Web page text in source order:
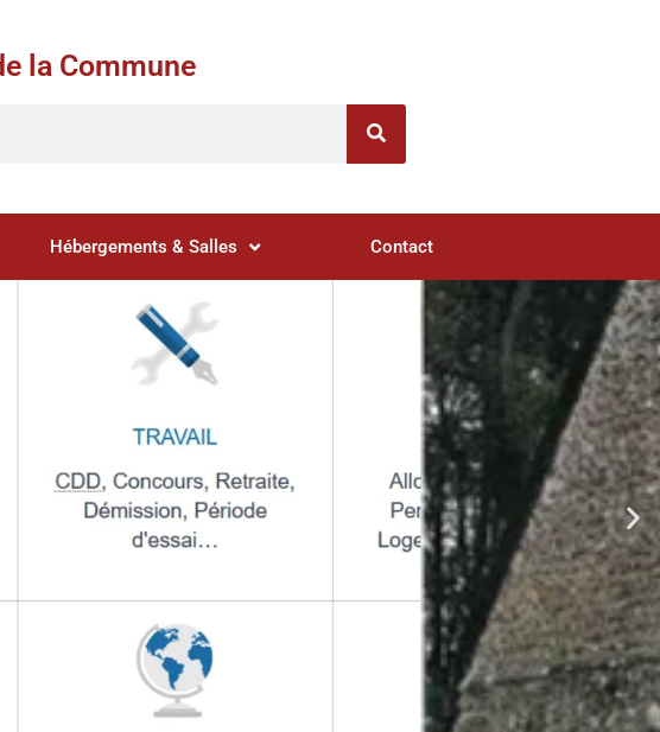
la Commune
Hébergements & Salles Contact